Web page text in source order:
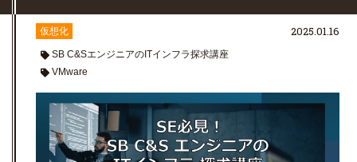
仮想化
SB C&SエンジニアのITインフラ探求講座
VMware
2025.01.16